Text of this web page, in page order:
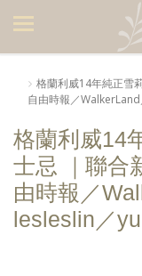
美食集
美飲集
廚房集
旅遊集
旅遊美食集
格蘭利威14年純正雪
自由時報／
格蘭利威14
士忌 ｜聯合
由時報／
lesleslin／